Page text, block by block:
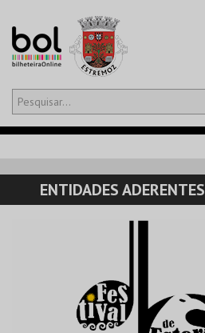
Olá,iniciar sessão
CARRINHO
EVENTOS
PRODUTOS
ENTIDADES ADERENTES